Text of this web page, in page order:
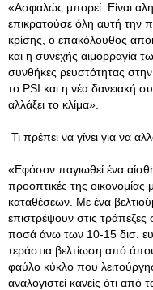
«Ασφαλώς μπορεί. Είναι
επικρατούσε όλη αυτή την
κρίσης, ο επακόλουθος
και η συνεχής αιμορραγία
συνθήκες ρευστότητας
το PSI και η νέα δανειακή
αλλάξει το κλίμα».
Τι πρέπει να γίνει για να
«Εφόσον παγιωθεί ένα
προοπτικές της οικονομίας
καταθέσεων. Με ένα
επιστρέψουν στις
ποσά άνω των 10-15 δισ.
τεράστια βελτίωση από
φαύλο κύκλο που
αναλογιστεί κανείς ότι